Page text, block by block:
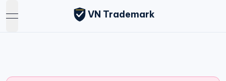
open navigation menu
VN Trademark